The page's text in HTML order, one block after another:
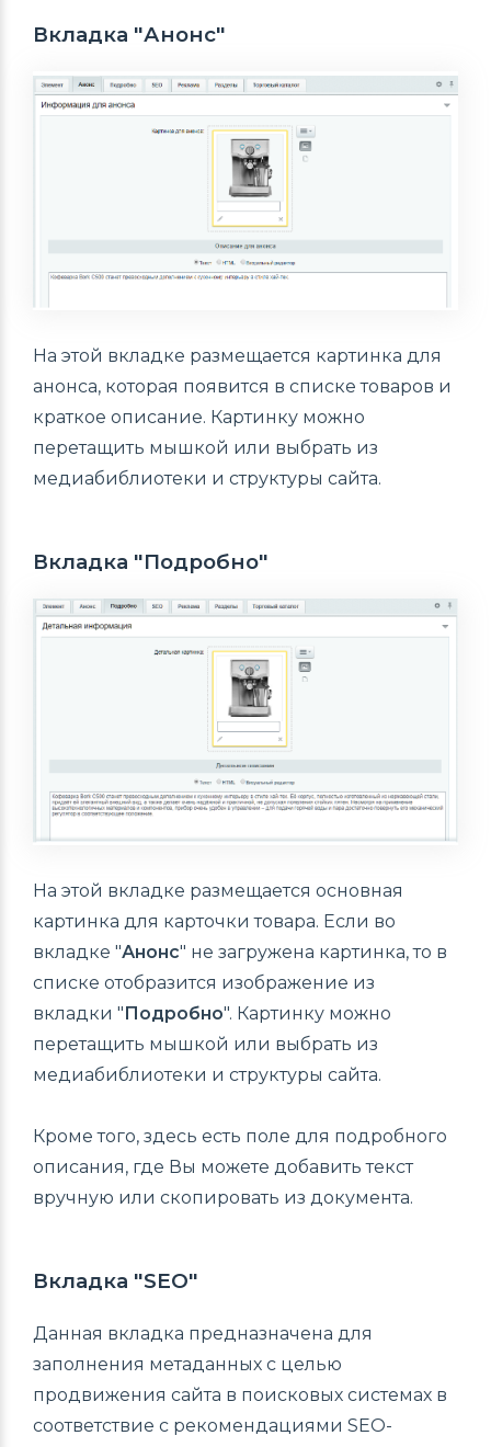
Вкладка "Анонс"
На этой вкладке размещается картинка для
анонса, которая появится в списке товаров и
краткое описание. Картинку можно
перетащить мышкой или выбрать из
медиабиблиотеки и структуры сайта.
Вкладка "Подробно"
На этой вкладке размещается основная
картинка для карточки товара. Если во
вкладке "Анонс" не загружена картинка, то в
списке отобразится изображение из
вкладки " Подробно". Картинку можно
перетащить мышкой или выбрать из
медиабиблиотеки и структуры сайта.
Кроме того, здесь есть поле для подробного
описания, где Вы можете добавить текст
вручную или скопировать из документа.
Вкладка "SEO"
Данная вкладка предназначена для
заполнения метаданных с целью
продвижения сайта в поисковых системах в
соответствие с рекомендациями SEO-